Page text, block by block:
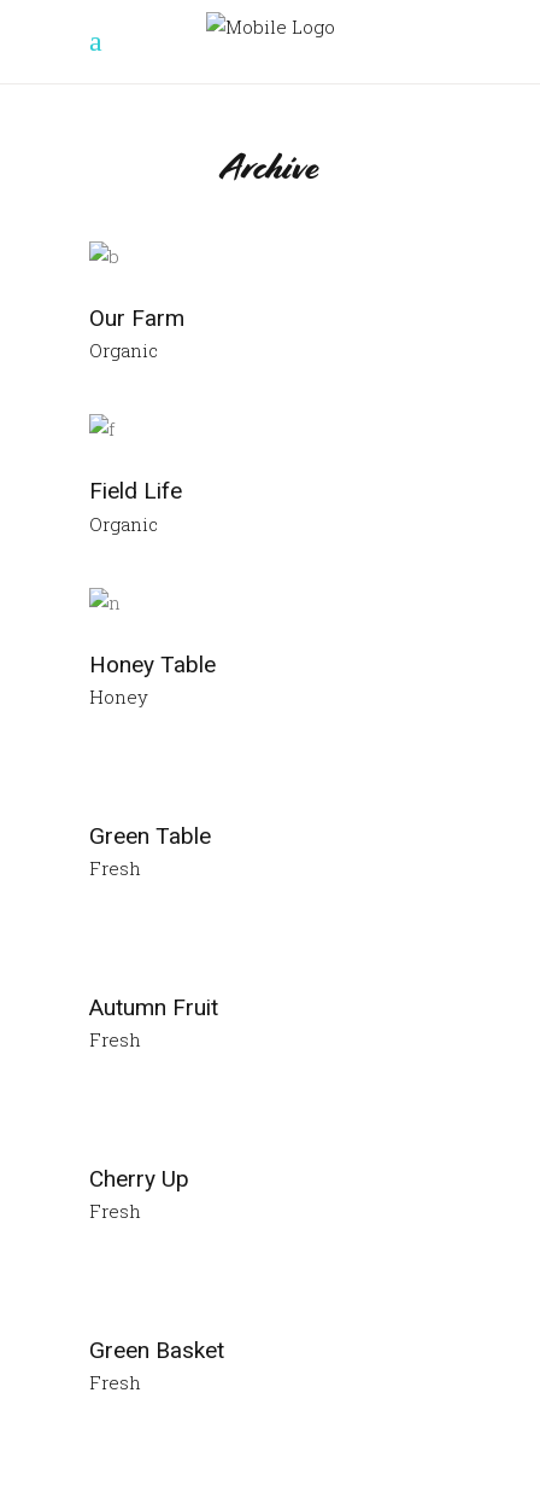
Archive
Our Farm
Organic
Field Life
Organic
Honey Table
Honey
Green Table
Fresh
Autumn Fruit
Fresh
Cherry Up
Fresh
Green Basket
Fresh